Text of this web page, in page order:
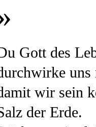
Gott des
wir sein
der Erde.